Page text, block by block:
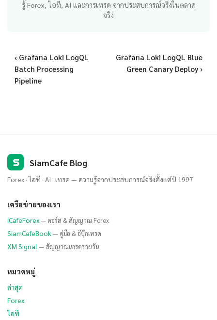
รู้ Forex, ไอที, AI และการเทรด จากประสบการณ์จริงในตลาด
จริง
‹ Grafana Loki LogQL
Batch Processing
Pipeline
Grafana Loki LogQL Blue
Green Canary Deploy ›
S SiamCafe Blog
Forex · ไอที · AI · เทรด — ความรู้จากประสบการณ์จริงตั้งแต่ปี 1997
เครือข่ายของเรา
iCafeForex— คอร์ส & สัญญาณ Forex
SiamCafeBook— คู่มือ & อีบุ๊กเทรด
XM Signal — สัญญาณเทรดรายวัน
หมวดหมู่
ล่าสุด
Forex
ไอที